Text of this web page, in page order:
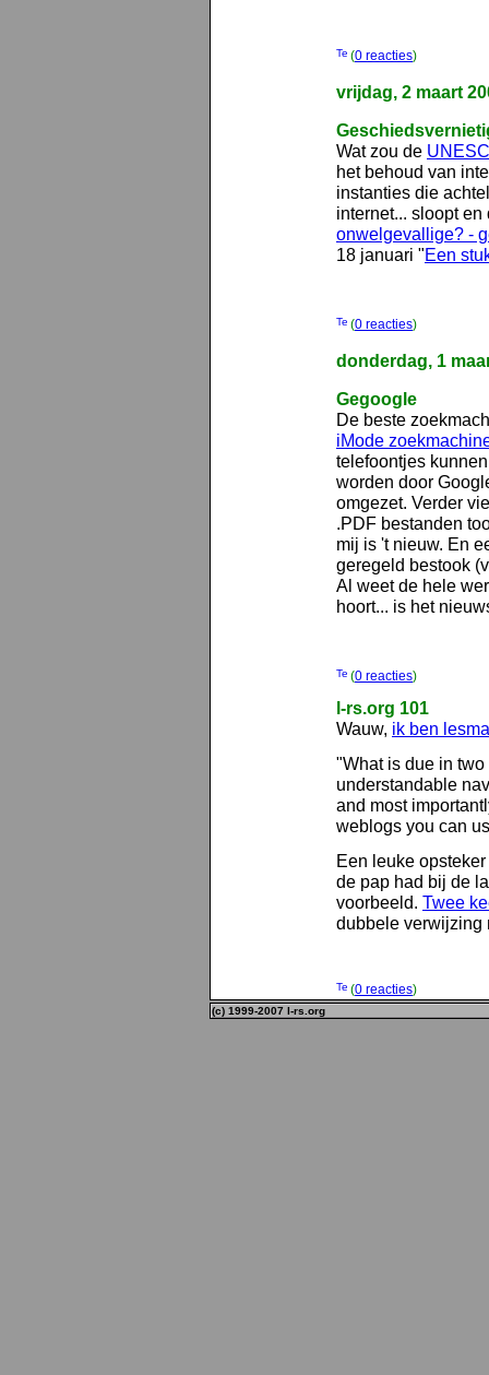
(0 reacties)
vrijdag, 2 maart
Wat zou de
het behoud van
instanties die
internet... sloopt
onwelgevallige? -
18 januari "Een
(0 reacties)
donderdag, 1
Gegoogle
De beste
iMode
telefoontjes
worden door
omgezet. Verder
.PDF bestanden
mij is 't nieuw. En
geregeld bestook
Al weet de hele
hoort... is het
(0 reacties)
l-rs.org 101
Wauw, ik ben
"What is due in
understandable
and most
weblogs you can
Een leuke
de pap had bij de
voorbeeld. Twee
dubbele verwijzing
(0 reacties)
(c) 1999-2007 l-rs.org